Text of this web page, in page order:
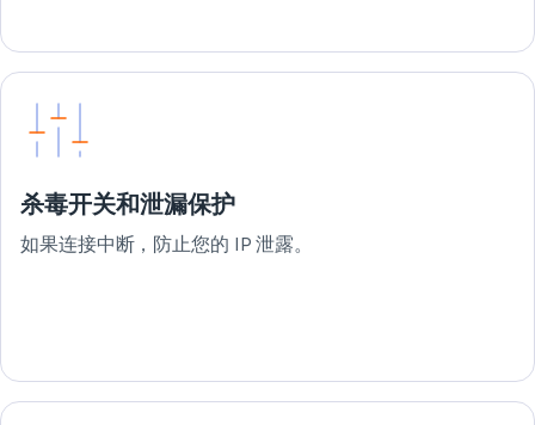
杀毒开关和泄漏保护
如果连接中断，防止您的 IP 泄露。